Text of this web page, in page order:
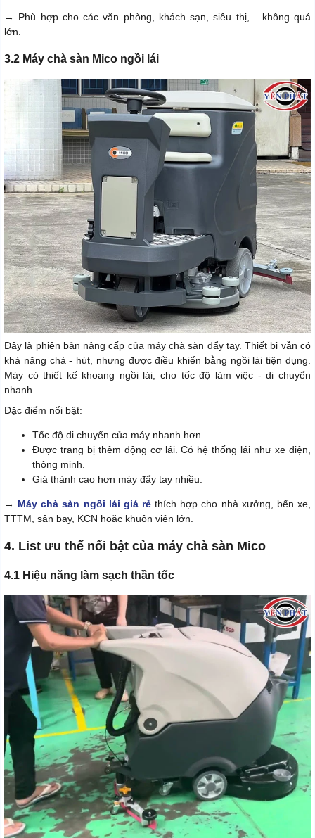
→ Phù hợp cho các văn phòng, khách sạn, siêu thị,... không quá
lớn.
3.2 Máy chà sàn Mico ngồi lái
Đây là phiên bản nâng cấp của máy chà sàn đẩy tay. Thiết bị vẫn có
khả năng chà - hút, nhưng được điều khiển bằng ngồi lái tiện dụng.
Máy có thiết kế khoang ngồi lái, cho tốc độ làm việc - di chuyển
nhanh.
Đặc điểm nổi bật:
Tốc độ di chuyển của máy nhanh hơn.
Được trang bị thêm động cơ lái. Có hệ thống lái như xe điện,
thông minh.
Giá thành cao hơn máy đẩy tay nhiều.
→ Máy chà sàn ngồi lái giá rẻ thích hợp cho nhà xưởng, bến xe,
TTTM, sân bay, KCN hoặc khuôn viên lớn.
4. List ưu thế nổi bật của máy chà sàn Mico
4.1 Hiệu năng làm sạch thần tốc